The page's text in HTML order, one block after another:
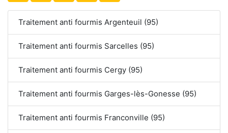
Traitement anti fourmis Argenteuil (95)
Traitement anti fourmis Sarcelles (95)
Traitement anti fourmis Cergy (95)
Traitement anti fourmis Garges-lès-Gonesse (95)
Traitement anti fourmis Franconville (95)